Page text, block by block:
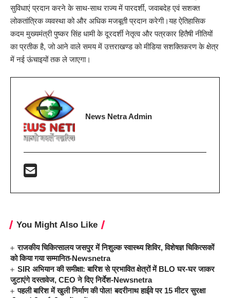
सुविधाएं प्रदान करने के साथ-साथ राज्य में पारदर्शी, जवाबदेह एवं सशक्त
लोकतांत्रिक व्यवस्था को और अधिक मजबूती प्रदान करेगी।यह ऐतिहासिक
कदम मुख्यमंत्री पुष्कर सिंह धामी के दूरदर्शी नेतृत्व और पत्रकार हितैषी नीतियों
का प्रतीक है, जो आने वाले समय में उत्तराखण्ड को मीडिया सशक्तिकरण के क्षेत्र
में नई ऊंचाइयों तक ले जाएगा।
News Netra Admin
You Might Also Like
राजकीय चिकित्सालय जसपुर में निशुल्क स्वास्थ्य शिविर, विशेषज्ञ चिकित्सकों
को किया गया सम्मानित-Newsnetra
SIR अभियान की समीक्षा: बारिश से प्रभावित क्षेत्रों में BLO घर-घर जाकर
जुटाएंगे दस्तावेज, CEO ने दिए निर्देश-Newsnetra
पहली बारिश में खुली निर्माण की पोल! बदरीनाथ हाईवे पर 15 मीटर सुरक्षा